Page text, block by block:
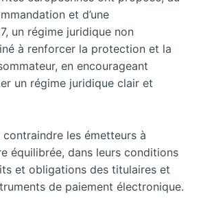
et d’une
un régime juridique non
à renforcer la protection et la
en encourageant
un régime juridique clair et
contraindre les émetteurs à
équilibrée, dans leurs conditions
et obligations des titulaires et
de paiement électronique.